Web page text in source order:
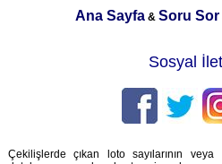
Ana Sayfa& Soru Sor
Sosyal
Çekilişlerde çıkan loto sayılarının